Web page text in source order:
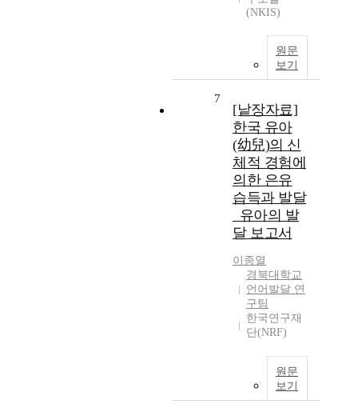
(NKIS)
원문
보기
7
[낱장자료]
한국 유아
(幼兒)의 신
체적 경험에
의한 은유
습득과 발달
_유아의 발
달 보고서
이종열
경북대학교
언어발달 연
구팀
한국연구재
단(NRF)
원문
보기